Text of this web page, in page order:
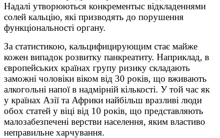
Надалі утворюються конкрементыс відкладеннями
солей кальцію, які призводять до порушення
функціональності органу.
За статистикою, кальцифицирующим стає майже
кожен випадок розвитку панкреатиту. Наприклад, в
європейських країнах групу ризику складають
заможні чоловіки віком від 30 років, що вживають
алкогольні напої в надмірній кількості. У той час як
у країнах Азії та Африки найбільш вразливі люди
обох статей у віці від 10 років, що представляють
малозабезпечені верстви населення, яким властиво
неправильне харчування.